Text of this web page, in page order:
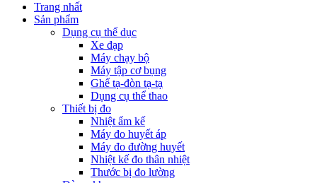
Trang nhất
Sản phẩm
Dụng cụ thể dục
Xe đạp
Máy chạy bộ
Máy tập cơ bụng
Ghế tạ-đòn tạ-tạ
Dụng cụ thể thao
Thiết bị đo
Nhiệt ẩm kế
Máy đo huyết áp
Máy đo đường huyết
Nhiệt kế đo thân nhiệt
Thước bị đo lường